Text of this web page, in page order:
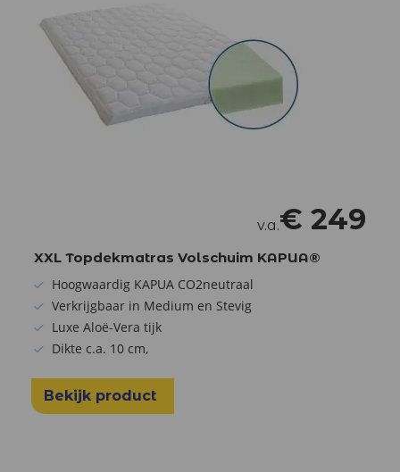
v.a.€ 249
XXL Topdekmatras Volschuim KAPUA®
Hoogwaardig KAPUA CO2neutraal
Verkrijgbaar in Medium en Stevig
Luxe Aloë-Vera tijk
Dikte c.a. 10 cm,
Bekijk product